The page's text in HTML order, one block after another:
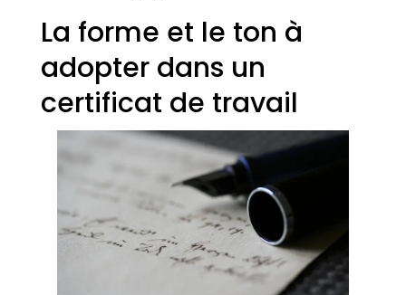
La forme et le ton à
adopter dans un
certificat de travail